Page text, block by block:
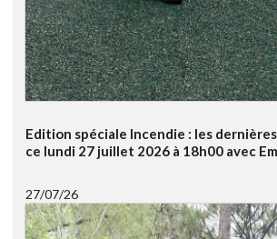
Edition spéciale Incendie : les
ce lundi 27 juillet 2026 à 18h00 avec
27/07/26